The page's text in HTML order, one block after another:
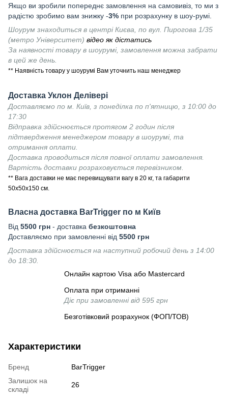
Якщо ви зробили попереднє замовлення на самовивіз, то ми з
радістю зробимо вам знижку -3% при розрахунку в шоу-румі.
Шоурум знаходиться в центрі Києва, по вул. Пирогова 1/35
(метро Університет) відео як дістатись
За наявності товару в шоурумі, замовлення можна забрати
в цей же день.
** Наявність товару у шоурумі Вам уточнить наш менеджер
Доставка Уклон Делівері
Доставляємо по м. Київ, з понеділка по п'ятницю, з 10:00 до
17:30
Відправка здійснюється протягом 2 годин після
підтвердження менеджером товару в шоурумі, та
отримання оплати.
Доставка проводиться після повної оплати замовлення.
Вартість доставки розраховується перевізником.
** Вага доставки не має перевищувати вагу в 20 кг, та габарити
50х50х150 см.
Власна доставка BarTrigger по м Київ
Від 5500 грн - доставка безкоштовна
Доставляємо при замовленні від 5500 грн
Доставка здійснюється на наступний робочий день з 14:00
до 18:30.
Онлайн картою Visa або Mastercard
Оплата при отриманні
Діє при замовленні від 595 грн
Безготівковий розрахунок (ФОП/ТОВ)
Характеристики
Бренд
BarTrigger
Залишок на
складі
26